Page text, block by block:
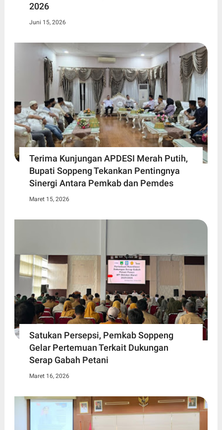
2026
Juni 15, 2026
Terima Kunjungan APDESI Merah Putih,
Bupati Soppeng Tekankan Pentingnya
Sinergi Antara Pemkab dan Pemdes
Maret 15, 2026
Satukan Persepsi, Pemkab Soppeng
Gelar Pertemuan Terkait Dukungan
Serap Gabah Petani
Maret 16, 2026